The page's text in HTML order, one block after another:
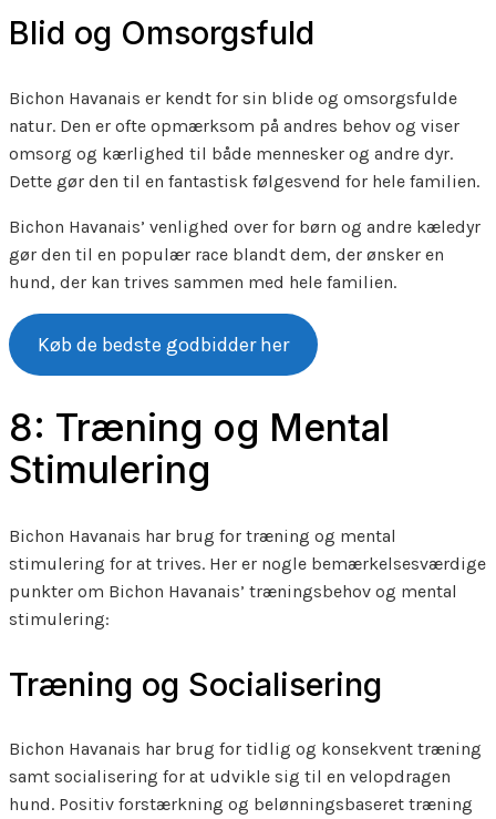
Blid og Omsorgsfuld
Bichon Havanais er kendt for sin blide og omsorgsfulde
natur. Den er ofte opmærksom på andres behov og viser
omsorg og kærlighed til både mennesker og andre dyr.
Dette gør den til en fantastisk følgesvend for hele familien.
Bichon Havanais’ venlighed over for børn og andre kæledyr
gør den til en populær race blandt dem, der ønsker en
hund, der kan trives sammen med hele familien.
Køb de bedste godbidder her
8: Træning og Mental
Stimulering
Bichon Havanais har brug for træning og mental
stimulering for at trives. Her er nogle bemærkelsesværdige
punkter om Bichon Havanais’ træningsbehov og mental
stimulering:
Træning og Socialisering
Bichon Havanais har brug for tidlig og konsekvent træning
samt socialisering for at udvikle sig til en velopdragen
hund. Positiv forstærkning og belønningsbaseret træning